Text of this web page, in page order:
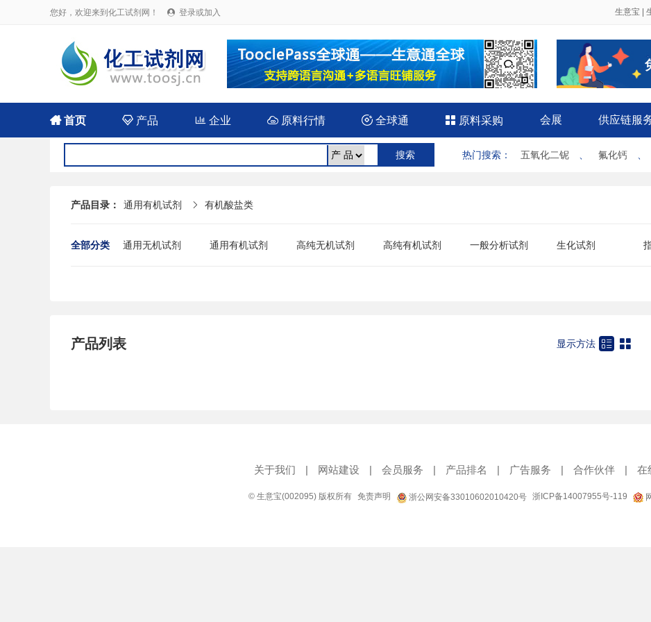
您好，欢迎来到化工试剂网！  登录或加入 生意宝
首页  产品 企业 原料行情  全球通  原料采购 会展 供应链服
热门搜索 ： 五氧化二铌 氟化钙
产品目录： 通用有机试剂  有机酸盐类
全部分类 通用无机试剂 通用有机试剂 高纯无机试剂 高纯有机试剂 一般分析试剂 生化试剂
产品列表 显示方法  
关于我们 | 网站建设 | 会员服务 | 产品排名 | 广告服务 | 合作伙伴 | 在
© 生意宝(002095) 版权所有 免责声明 浙公网安备33010602010420号 浙ICP备14007955号-119